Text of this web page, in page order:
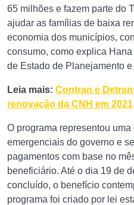
65 milhões e fazem parte do
ajudar as famílias de baixa
economia dos municípios,
consumo, como explica
de Estado de Planejamento
Leia mais: Contran e
renovação da CNH em
O programa representou
emergenciais do governo e
pagamentos com base no
beneficiário. Até o dia 19 de
concluído, o benefício
programa foi criado por lei